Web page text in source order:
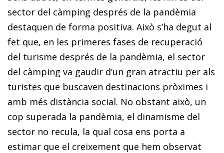
sector del càmping després de la pandèmia
destaquen de forma positiva. Això s’ha degut al
fet que, en les primeres fases de recuperació
del turisme després de la pandèmia, el sector
del càmping va gaudir d’un gran atractiu per als
turistes que buscaven destinacions pròximes i
amb més distància social. No obstant això, un
cop superada la pandèmia, el dinamisme del
sector no recula, la qual cosa ens porta a
estimar que el creixement que hem observat